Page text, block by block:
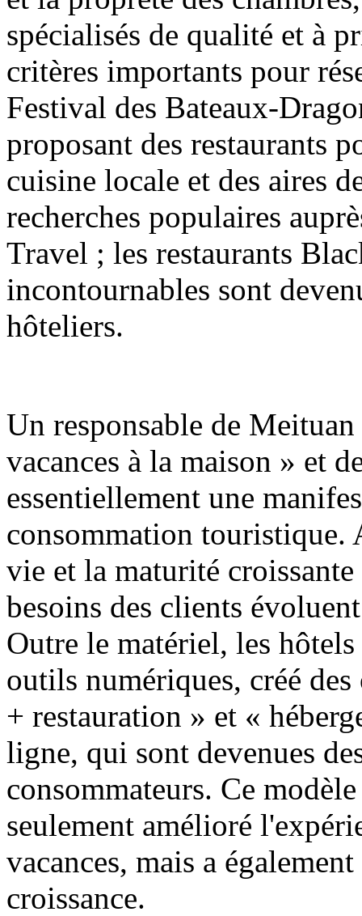
spécialisés de qualité et à
critères importants pour
Festival des Bateaux-
proposant des restaurants
cuisine locale et des aires
recherches populaires
Travel ; les restaurants
incontournables sont
hôteliers.
Un responsable de
vacances à la maison » et
essentiellement une
consommation touristique.
vie et la maturité
besoins des clients
Outre le matériel, les
outils numériques, créé
+ restauration » et «
ligne, qui sont devenues
consommateurs. Ce
seulement amélioré
vacances, mais a
croissance.